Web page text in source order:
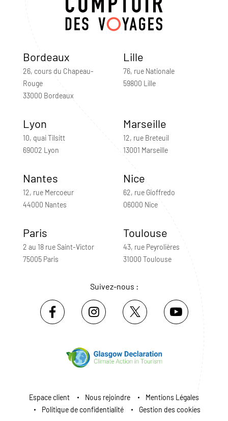
Bordeaux
26, cours du Chapeau-
Rouge
33000 Bordeaux
Lille
76, rue Nationale
59800 Lille
Lyon
10, quai Tilsitt
69002 Lyon
Marseille
12, rue Breteuil
13001 Marseille
Nantes
12, rue Mercoeur
44000 Nantes
Nice
62, rue Gioffredo
06000 Nice
Paris
2 au 18 rue Saint-Victor
75005 Paris
Toulouse
43, rue Peyrolières
31000 Toulouse
Suivez-nous :
Espace client Nous rejoindre
Mentions Légales
Politique de confidentialité
Gestion des cookies